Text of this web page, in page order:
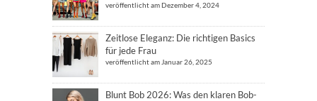
veröffentlicht am Dezember 4, 2024
Zeitlose Eleganz: Die richtigen Basics
für jede Frau
veröffentlicht am Januar 26, 2025
Blunt Bob 2026: Was den klaren Bob-